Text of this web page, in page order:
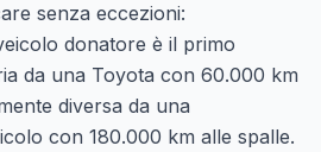
senza eccezioni:
donatore è il primo
da una Toyota con 60.000 km
diversa da una
con 180.000 km alle spalle.